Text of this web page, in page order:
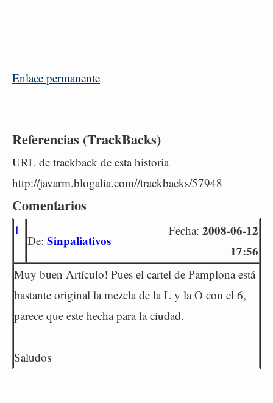
Enlace permanente
Referencias (TrackBacks)
URL de trackback de esta historia
http://javarm.blogalia.com//trackbacks/57948
Comentarios
1
De: Sinpaliativos
Fecha: 2008-06-12
17:56
Muy buen Artículo! Pues el cartel de Pamplona está
bastante original la mezcla de la L y la O con el 6,
parece que este hecha para la ciudad.
Saludos